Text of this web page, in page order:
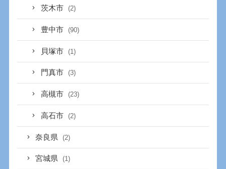
茨木市 (2)
豊中市 (90)
貝塚市 (1)
門真市 (3)
高槻市 (23)
高石市 (2)
奈良県 (2)
宮城県 (1)